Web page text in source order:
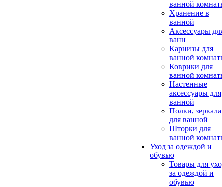
ванной
Хранение в
ванной
Аксессуары
ванн
Карнизы для
ванной
Коврики для
ванной
Настенные
аксессуары для
ванной
Полки, зеркала
для ванной
Шторки для
ванной
Уход за одеждой и
обувью
Товары для
за одеждой и
обувью